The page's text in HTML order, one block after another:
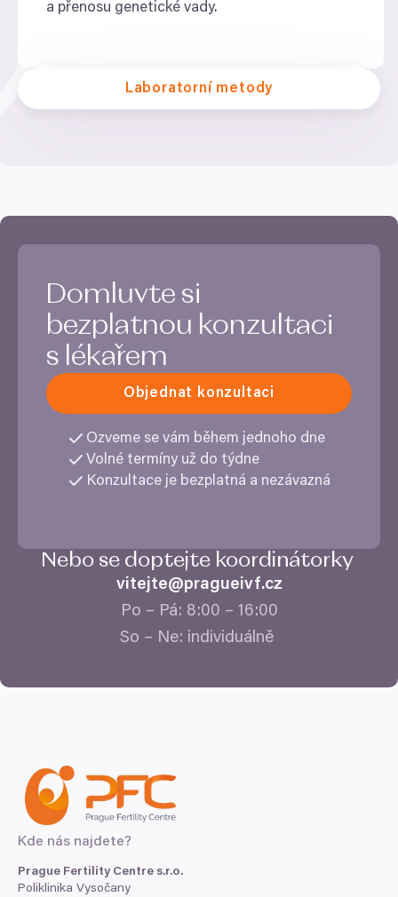
a přenosu genetické vady.
Laboratorní metody
Domluvte si
bezplatnou konzultaci
s lékařem
Objednat konzultaci
Ozveme se vám během jednoho dne
Volné termíny už do týdne
Konzultace je bezplatná a nezávazná
Nebo se doptejte koordinátorky
vitejte@​pragueivf.​cz
Po – Pá: 8:00 – 16:00
So – Ne: individuálně
Kde nás najdete?
Prague Fertility Centre s.r.o.
Poliklinika Vysočany